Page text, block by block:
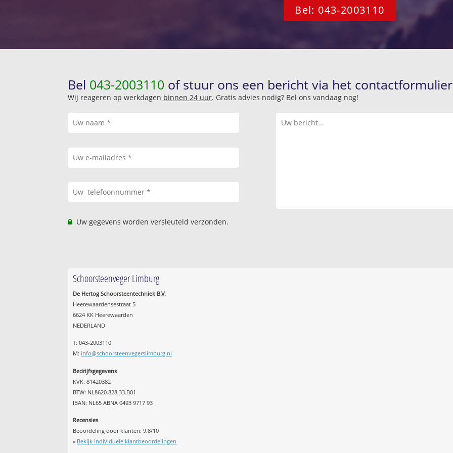
Bel: 043-2003110
Bel 043-2003110 of stuur ons een bericht via het
Wij reageren op werkdagen binnen 24 uur. Gratis advies nodig? Bel ons vandaag nog!
Uw gegevens worden versleuteld verzonden.
Schoorsteenveger Limburg
De Hertog Schoorsteentechniek B.V.
Heerewaardensestraat 5
6624 KK Heerewaarden
NEDERLAND
T: 043-2003110
M: info@schoorsteenvegerslimburg.nl
Bedrijfsgegevens
KVK: 81420382
BTW: NL8620.828.33.B01
IBAN: NL65 ABNA 0493 9717 93
Recensies
Beoordeling door klanten:9.8/10
» Bekijk individuele klantbeoordelingen